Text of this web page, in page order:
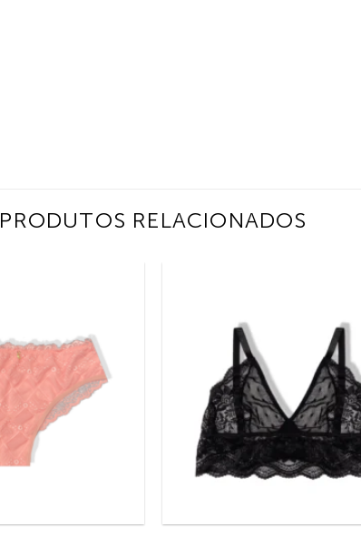
PRODUTOS RELACIONADOS